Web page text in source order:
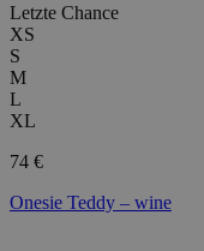
Letzte Chance
XS
S
M
L
XL
74 €
Onesie Teddy – wine